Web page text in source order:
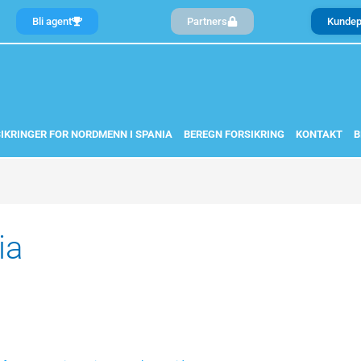
Bli agent Partners
FOR NORDMENN I SPANIA BEREGN FORSIKRING KONTAKT